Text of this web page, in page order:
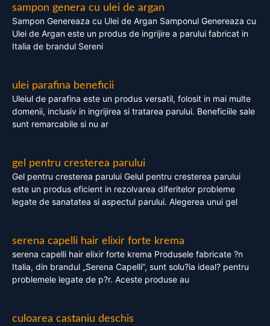
sampon genera cu ulei de argan
Sampon Genereaza cu Ulei de Argan Samponul Genereaza cu
Ulei de Argan este un produs de ingrijire a parului fabricat in
Italia de brandul Sereni
ulei parafina beneficii
Uleiul de parafina este un produs versatil, folosit in mai multe
domenii, inclusiv in ingrijirea si tratarea parului. Beneficiile sale
sunt remarcabile si nu ar
gel pentru cresterea parului
Gel pentru cresterea parului Gelul pentru cresterea parului
este un produs eficient in rezolvarea diferitelor probleme
legate de sanatatea si aspectul parului. Alegerea unui gel
serena capelli hair elixir forte krema
serena capelli hair elixir forte krema Produsele fabricate ?n
Italia, din brandul „Serena Capelli”, sunt solu?ia ideal? pentru
problemele legate de p?r. Aceste produse au
culoarea castaniu deschis